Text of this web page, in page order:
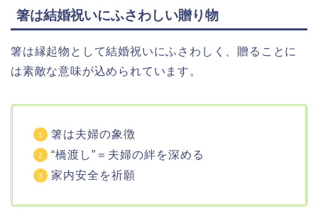
箸は結婚祝いにふさわしい贈り物
箸は縁起物として結婚祝いにふさわしく、贈ることに
は素敵な意味が込められています。
箸は夫婦の象徴
“橋渡し”＝夫婦の絆を深める
家内安全を祈願